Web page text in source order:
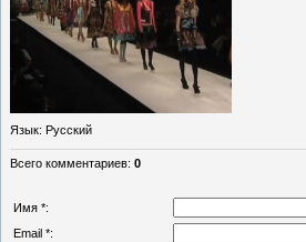
Язык: Русский
Всего комментариев: 0
Имя *:
Email *: